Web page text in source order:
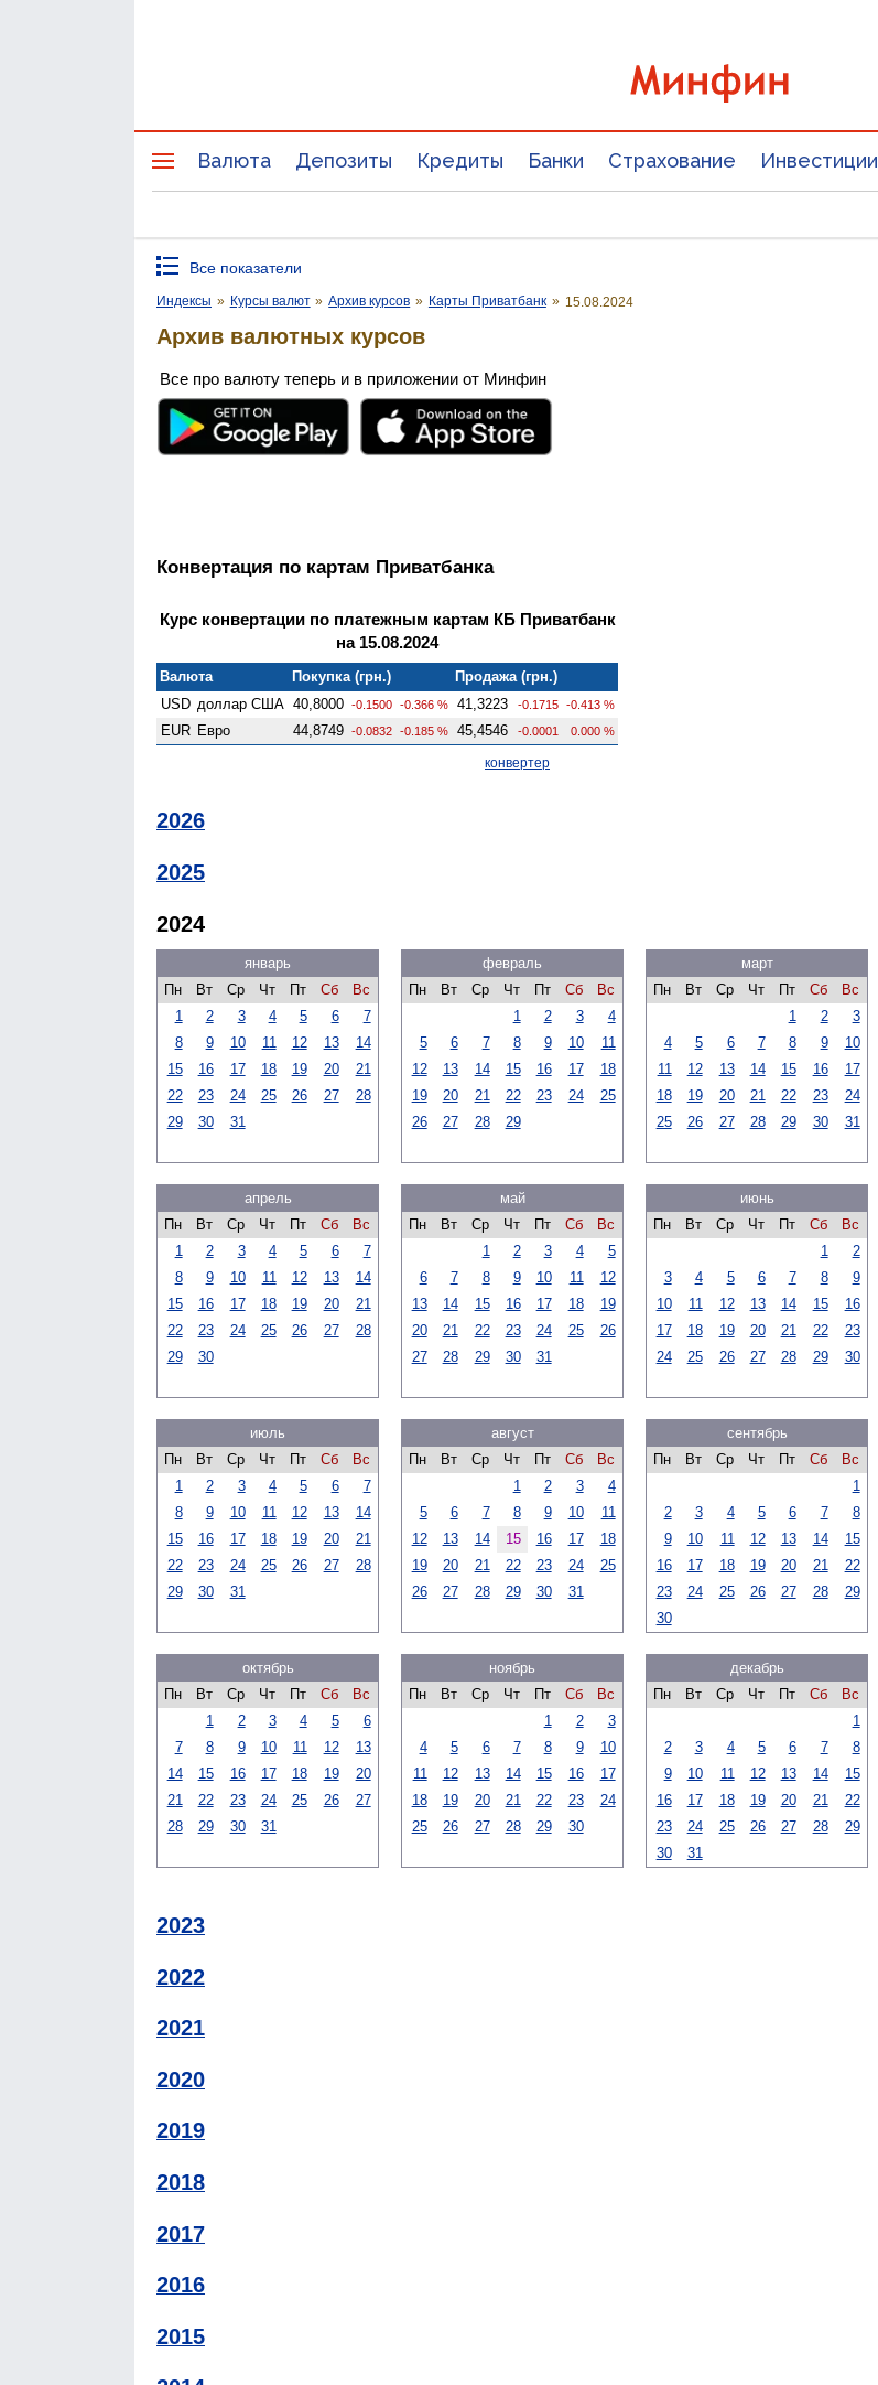
Валюта Депозиты Кредиты Банки Страхование Инвестиции
Все показатели
Индексы » Курсы валют » Архив курсов » Карты Приватбанк » 15.08.2024
Архив валютных курсов
Все про валюту теперь и в приложении от Минфин
Конвертация по картам Приватбанка
Курс конвертации по платежным картам КБ Приватбанк
на 15.08.2024
Валюта Покупка (грн.)
Продажа (грн.)
USD доллар США 40,8000 -0.1500 -0.366 % 41,3223 -0.1715 -0.413 %
EUR Евро 44,8749 -0.0832 -0.185 % 45,4546 -0.0001 0.000 %
конвертер
2026
2025
2024
январь
Пн
Вт Ср Чт Пт Сб
Вс
1
2 3 4 5 6
7
8
9 10 11 12 13
14
15
16 17 18 19 20
21
22
23 24 25 26 27
28
29
30 31
февраль
Пн
Вт Ср Чт Пт Сб
Вс
1
2 3
4
5
6 7 8 9 10
11
12
13 14 15 16 17
18
19
20 21 22 23 24
25
26
27 28 29
март
Пн
Вт Ср Чт Пт Сб
Вс
1
2
3
4
5 6 7 8 9
10
11
12 13 14 15 16
17
18
19 20 21 22 23
24
25
26 27 28 29 30 31
апрель
Пн
Вт Ср Чт Пт Сб
Вс
1
2 3 4 5 6
7
8
9 10 11 12 13
14
15
16 17 18 19 20
21
22
23 24 25 26 27
28
29
30
май
Пн
Вт Ср Чт Пт Сб
Вс
1
2 3 4
5
6
7 8 9 10 11
12
13
14 15 16 17 18
19
20
21 22 23 24 25
26
27
28 29 30 31
июнь
Пн
Вт Ср Чт Пт Сб
Вс
1
2
3
4 5 6 7 8
9
10
11 12 13 14 15
16
17
18 19 20 21 22
23
24
25 26 27 28 29 30
июль
Пн
Вт Ср Чт Пт Сб
Вс
1
2 3 4 5 6
7
8
9 10 11 12 13
14
15
16 17 18 19 20
21
22
23 24 25 26 27
28
29
30 31
август
Пн
Вт Ср Чт Пт Сб
Вс
1
2 3
4
5
6 7 8 9 10
11
12
13 14 15 16 17
18
19
20 21 22 23 24
25
26
27 28 29 30 31
сентябрь
Пн
Вт Ср Чт Пт Сб
Вс
1
2
3 4 5 6 7
8
9
10 11 12 13 14
15
16
17 18 19 20 21
22
23
24 25 26 27 28
29
30
октябрь
Пн
Вт Ср Чт Пт Сб
Вс
1
2 3 4 5
6
7
8 9 10 11 12
13
14
15 16 17 18 19
20
21
22 23 24 25 26
27
28
29 30 31
ноябрь
Пн
Вт Ср Чт Пт Сб
Вс
1
2
3
4
5 6 7 8 9
10
11
12 13 14 15 16
17
18
19 20 21 22 23
24
25
26 27 28 29 30
декабрь
Пн
Вт Ср Чт Пт Сб
Вс
1
2
3 4 5 6 7
8
9
10 11 12 13 14
15
16
17 18 19 20 21
22
23
24 25 26 27 28
29
30
31
2023
2022
2021
2020
2019
2018
2017
2016
2015